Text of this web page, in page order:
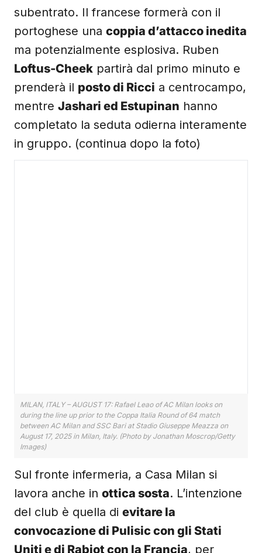
subentrato. Il francese formerà con il
portoghese una coppia d’attacco inedita
ma potenzialmente esplosiva. Ruben
Loftus-Cheek partirà dal primo minuto e
prenderà il posto di Ricci a centrocampo,
mentre Jashari ed Estupinan hanno
completato la seduta odierna interamente
in gruppo. (continua dopo la foto)
MILAN, ITALY – AUGUST 17: Rafael Leao of AC Milan looks on
during the line up prior to the Coppa Italia Round of 64 match
between AC Milan and SSC Bari at Stadio Giuseppe Meazza on
August 17, 2025 in Milan, Italy. (Photo by Jonathan Moscrop/Getty
Images)
Sul fronte infermeria, a Casa Milan si
lavora anche in ottica sosta. L’intenzione
del club è quella di evitare la
convocazione di Pulisic con gli Stati
Uniti e di Rabiot con la Francia, per